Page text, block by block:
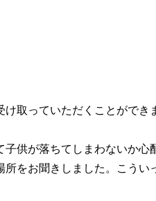
取っていただくことができ
供が落ちてしまわないか心
をお聞きしました。こうい